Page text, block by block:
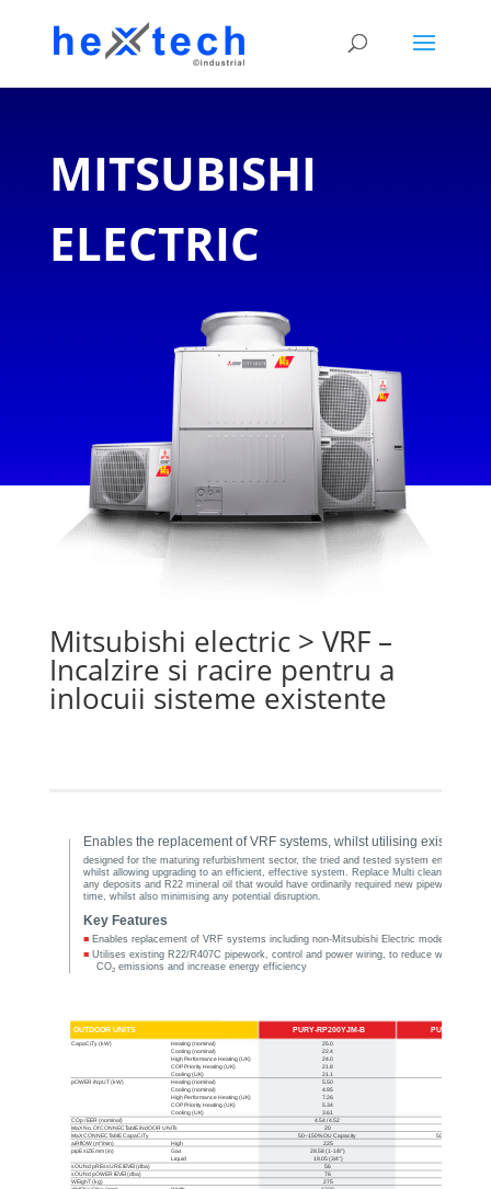
MITSUBISHI
ELECTRIC
Mitsubishi electric> VRF –
Incalzire si racire pentru a
inlocuii sisteme existente